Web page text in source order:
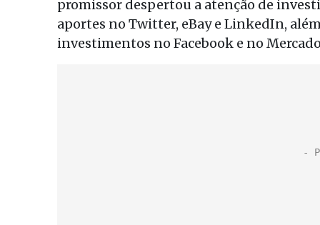
promissor despertou a atenção de
aportes no Twitter, eBay e LinkedIn,
investimentos no Facebook e no